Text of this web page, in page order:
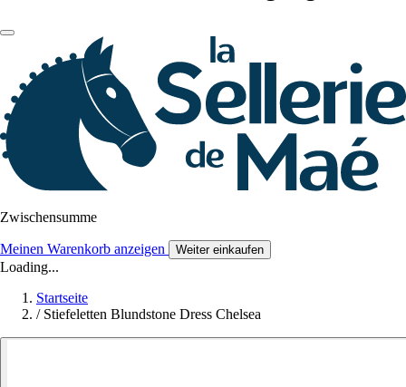
Zwischensumme
Meinen Warenkorb anzeigen Weiter einkaufen
Loading...
Startseite
/ Stiefeletten Blundstone Dress Chelsea